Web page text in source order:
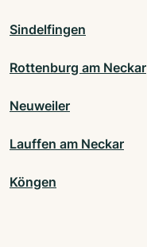
Sindelfingen
Rottenburg am Neckar
Neuweiler
Lauffen am Neckar
Köngen